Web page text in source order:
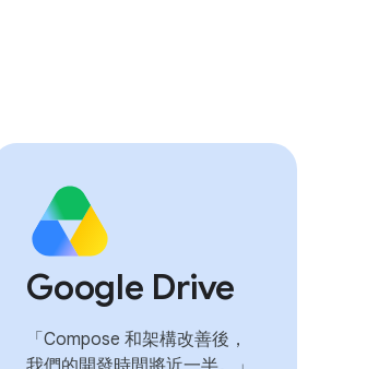
Google Drive
「Compose 和架構改善後，